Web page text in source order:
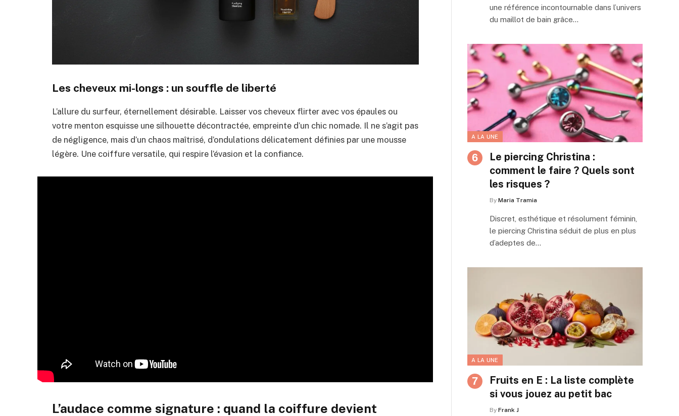
Les cheveux mi-longs : un souffle de liberté
L’allure du surfeur, éternellement désirable. Laisser vos cheveux flirter avec vos épaules ou
votre menton esquisse une silhouette décontractée, empreinte d’un chic nomade. Il ne s’agit pas
de négligence, mais d’un chaos maîtrisé, d’ondulations délicatement définies par une mousse
légère. Une coiffure versatile, qui respire l’évasion et la confiance.
L’audace comme signature : quand la coiffure devient
une référence incontournable dans l’univers
du maillot de bain grâce…
A LA UNE
Le piercing Christina :
comment le faire ? Quels sont
les risques ?
By Maria Tramia
Discret, esthétique et résolument féminin,
le piercing Christina séduit de plus en plus
d’adeptes de…
A LA UNE
Fruits en E : La liste complète
si vous jouez au petit bac
By Frank J